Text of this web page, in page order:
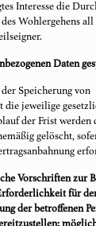
Interesse die
Wohlergehens all
Daten
Speicherung von
die jeweilige
der Frist werden
gelöscht,
Vorschriften zur
für
der betroffenen